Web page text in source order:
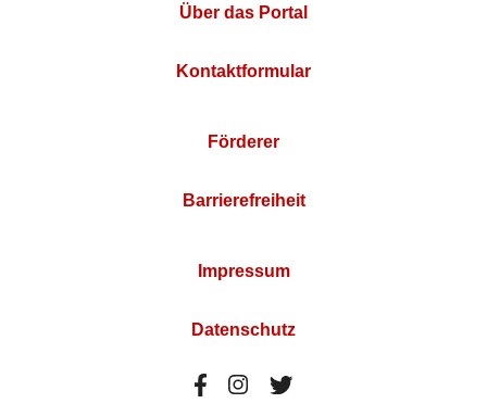
Über das Portal
Kontaktformular
Förderer
Barrierefreiheit
Impressum
Datenschutz